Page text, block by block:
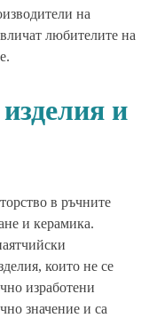
на
любителите на
и
в ръчните
и керамика.
които не се
изработени
значение и са